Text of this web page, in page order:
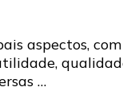
aspectos,
…